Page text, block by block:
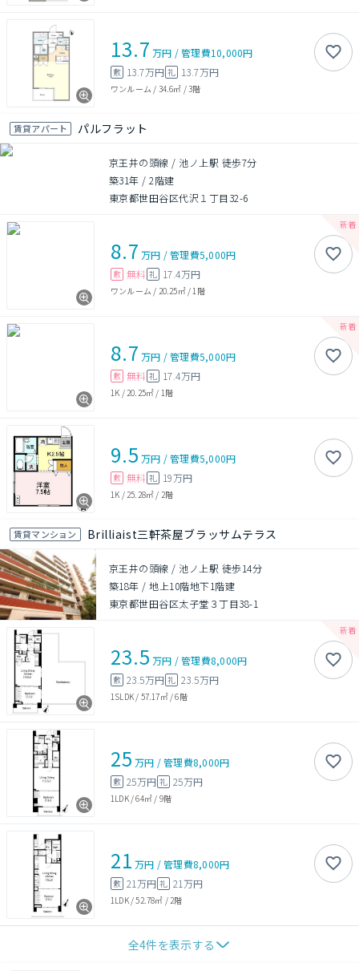
13.7 万円 /管理費10,000円
敷 13.7万円 礼 13.7万円
ワンルーム / 34.6㎡ /3階
賃貸アパート パルフラット
京王井の頭線 / 池ノ上駅 徒歩7分
築31年 /2階建
東京都世田谷区代沢１丁目32-6
8.7 万円 /管理費5,000円
敷 無料 礼 17.4万円
ワンルーム / 20.25㎡/ 1階
8.7 万円 /管理費5,000円
敷 無料 礼 17.4万円
1K / 20.25㎡ / 1階
9.5 万円 /管理費5,000円
敷 無料 礼 19万円
1K / 25.28㎡ / 2階
賃貸マンション Brilliaist三軒茶屋ブラッサムテラス
京王井の頭線 / 池ノ上駅 徒歩14分
築18年 /地上10階地下1階建
東京都世田谷区太子堂３丁目38-1
23.5 万円 /管理費8,000円
敷 23.5万円 礼 23.5万円
1SLDK / 57.17㎡/6階
25 万円 /管理費8,000円
敷 25万円 礼 25万円
1LDK/64㎡ / 9階
21 万円 /管理費8,000円
敷 21万円 礼 21万円
1LDK/52.78㎡ / 2階
全4件を表示する